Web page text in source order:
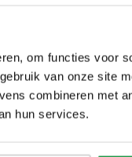
om functies voor
van onze site
combineren met
hun services.